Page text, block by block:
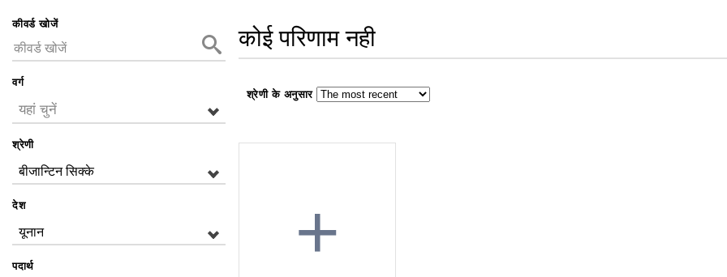
कीवर्ड खोजें
वर्ग
यहां चुनें
श्रेणी
बीजान्टिन सिक्के
देश
यूनान
पदार्थ
कोई परिणाम नही
श्रेणी के अनुसार
+